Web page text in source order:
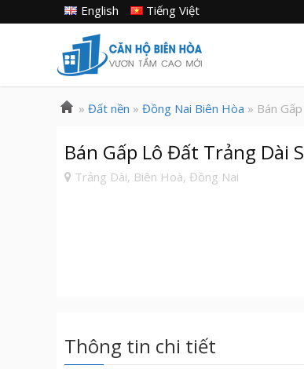
Tiếng Việt
English
» Đất nền » Đồng Nai Biên Hòa » Bán
Bán Gấp Lô Đất Trảng Dài
Trảng Dài, Biên Hoà, Đồng Nai
Thông tin chi tiết